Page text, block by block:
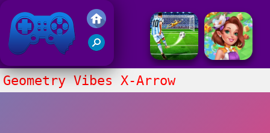
Juegos Friv 2017
Geometry Vibes X-Arrow